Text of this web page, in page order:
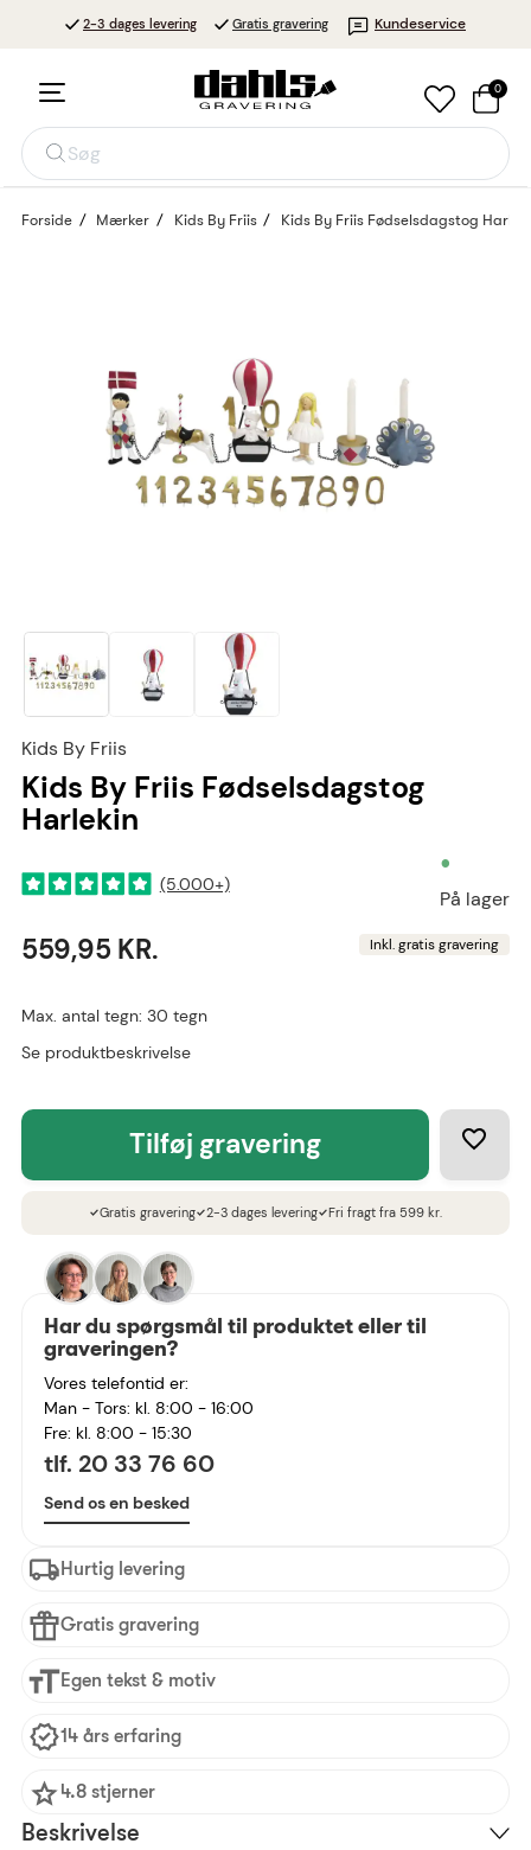
2-3 dages levering Gratis gravering Kundeservice
Søg
0
Forside Mærker Kids By Friis Kids By Friis Fødselsdagstog
Kids By Friis
Kids By Friis Fødselsdagstog
Harlekin
(5.000+)
•
På lager
559,95 KR. Inkl. gratis gravering
Max. antal tegn: 30 tegn
Se produktbeskrivelse
tilføj gravering
checkGratis graveringcheck2-3 dages leveringcheckFri fragt fra 599 kr.
Har du spørgsmål til produktet eller til
graveringen?
Vores telefontid er:
Man - Tors: kl. 8:00 - 16:00
Fre: kl. 8:00 - 15:30
tlf. 20 33 76 60
Send os en besked
Hurtig levering
Gratis gravering
Egen tekst & motiv
14 års erfaring
4.8 stjerner
Beskrivelse